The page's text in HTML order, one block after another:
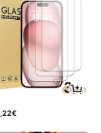
,22€